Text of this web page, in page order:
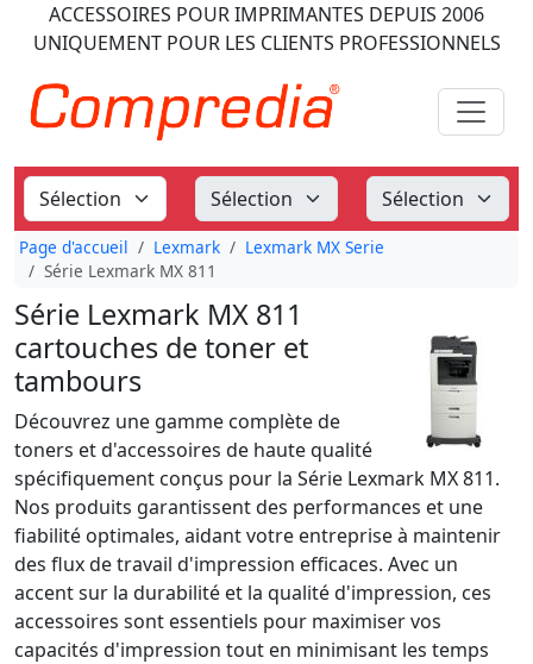
ACCESSOIRES POUR IMPRIMANTES DEPUIS 2006
UNIQUEMENT POUR LES CLIENTS PROFESSIONNELS
Page d'accueil Lexmark
Lexmark MX Serie
Série Lexmark MX 811
Série Lexmark MX 811
cartouches de toner et
tambours
Découvrez une gamme complète de
toners et d'accessoires de haute qualité
spécifiquement conçus pour la Série Lexmark MX 811.
Nos produits garantissent des performances et une
fiabilité optimales, aidant votre entreprise à maintenir
des flux de travail d'impression efficaces. Avec un
accent sur la durabilité et la qualité d'impression, ces
accessoires sont essentiels pour maximiser vos
capacités d'impression tout en minimisant les temps